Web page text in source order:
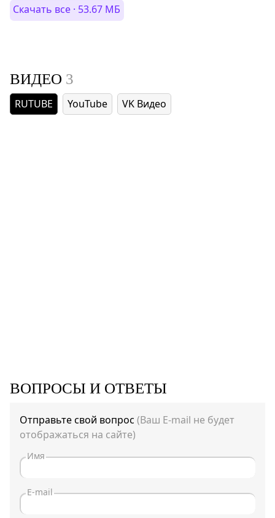
Скачать все · 53.67 МБ
ВИДЕО 3
RUTUBE YouTube VK Видео
ВОПРОСЫ И ОТВЕТЫ
Отправьте свой вопрос (Ваш E-mail не будет
отображаться на сайте)